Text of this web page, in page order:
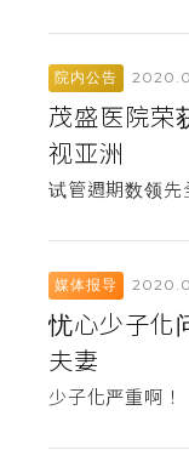
院内公告
茂盛医院荣
视亚洲
试管週期数领先
媒体报导
忧心少子化
夫妻
少子化严重啊！